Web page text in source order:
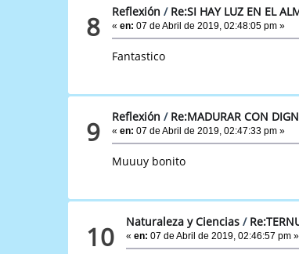
8 Reflexión / Re:SI HAY LUZ EN EL
«en: 07 de Abril de 2019, 02:48:05 pm »
Fantastico
9 Reflexión / Re:MADURAR CON
«en: 07 de Abril de 2019, 02:47:33 pm »
Muuuy bonito
10 Naturaleza y Ciencias /
«en: 07 de Abril de 2019, 02:46:57 pm »